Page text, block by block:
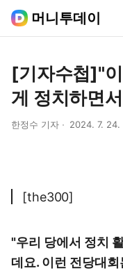
머니투데이
[기자수첩]"
게 정치하면
한정수 기자 2024. 7.
[the300]
"우리 당에서 정치
데요. 이런 전당대